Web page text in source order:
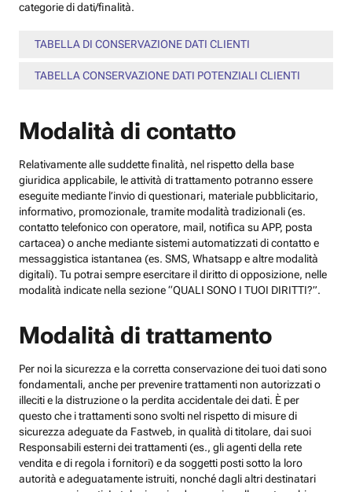
categorie di dati/finalità.
TABELLA DI CONSERVAZIONE DATI CLIENTI
TABELLA CONSERVAZIONE DATI POTENZIALI CLIENTI
Modalità di contatto
Relativamente alle suddette finalità, nel rispetto della base
giuridica applicabile, le attività di trattamento potranno essere
eseguite mediante l’invio di questionari, materiale pubblicitario,
informativo, promozionale, tramite modalità tradizionali (es.
contatto telefonico con operatore, mail, notifica su APP, posta
cartacea) o anche mediante sistemi automatizzati di contatto e
messaggistica istantanea (es. SMS, Whatsapp e altre modalità
digitali). Tu potrai sempre esercitare il diritto di opposizione, nelle
modalità indicate nella sezione “QUALI SONO I TUOI DIRITTI?”.
Modalità di trattamento
Per noi la sicurezza e la corretta conservazione dei tuoi dati sono
fondamentali, anche per prevenire trattamenti non autorizzati o
illeciti e la distruzione o la perdita accidentale dei dati. È per
questo che i trattamenti sono svolti nel rispetto di misure di
sicurezza adeguate da Fastweb, in qualità di titolare, dai suoi
Responsabili esterni dei trattamenti (es., gli agenti della rete
vendita e di regola i fornitori) e da soggetti posti sotto la loro
autorità e adeguatamente istruiti, nonché dagli altri destinatari